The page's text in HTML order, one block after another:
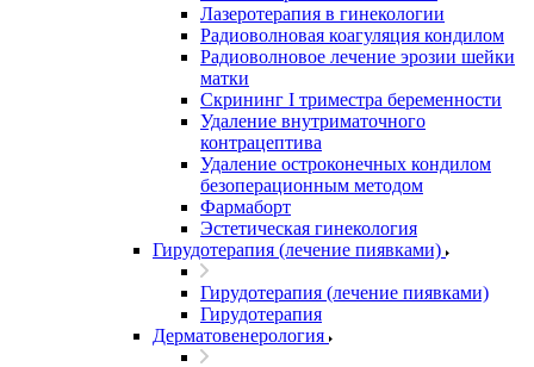
Лазеротерапия в гинекологии
Радиоволновая коагуляция кондилом
Радиоволновое лечение эрозии шейки
матки
Скрининг I триместра беременности
Удаление внутриматочного
контрацептива
Удаление остроконечных кондилом
безоперационным методом
Фармаборт
Эстетическая гинекология
Гирудотерапия (лечение пиявками)
Гирудотерапия (лечение пиявками)
Гирудотерапия
Дерматовенерология